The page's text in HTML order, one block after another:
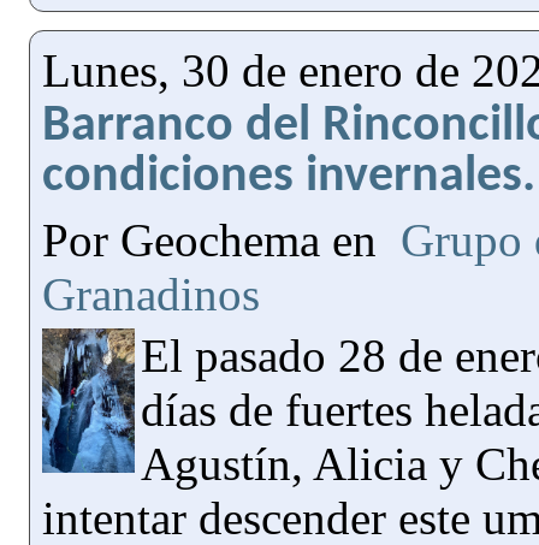
Lunes, 30 de enero de
Barranco del
condiciones invernales.
Por Geochema en Grupo
Granadinos
El pasado 28 de
días de fuertes
Agustín, Alicia y
intentar descender este